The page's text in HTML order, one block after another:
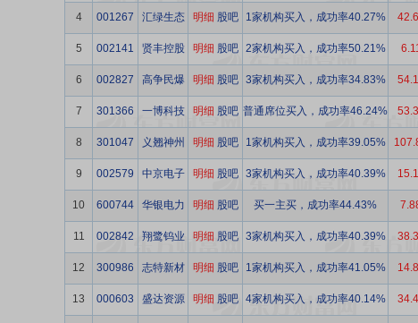
4
001267 汇绿生态 明细 股吧 1家机构买入，成功率40.27%
5
002141 贤丰控股 明细 股吧 2家机构买入，成功率50.21%
6
002827 高争民爆 明细 股吧 3家机构买入，成功率34.83%
7
301366 一博科技 明细 股吧 普通席位买入，成功率46.24%
8
301047 义翘神州 明细 股吧 1家机构买入，成功率39.05%
9
002579 中京电子 明细 股吧 3家机构买入，成功率40.39%
10
600744 华银电力 明细 股吧 买一主买，成功率44.43%
11
002842 翔鹭钨业 明细 股吧 3家机构买入，成功率40.39%
12
300986 志特新材 明细 股吧 1家机构买入，成功率41.05%
13
000603 盛达资源 明细 股吧 4家机构买入，成功率40.14%